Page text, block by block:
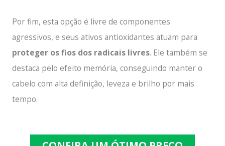
Por fim, esta opção é livre de componentes
agressivos, e seus ativos antioxidantes atuam para
proteger os fios dos radicais livres. Ele também se
destaca pelo efeito memória, conseguindo manter o
cabelo com alta definição, leveza e brilho por mais
tempo.